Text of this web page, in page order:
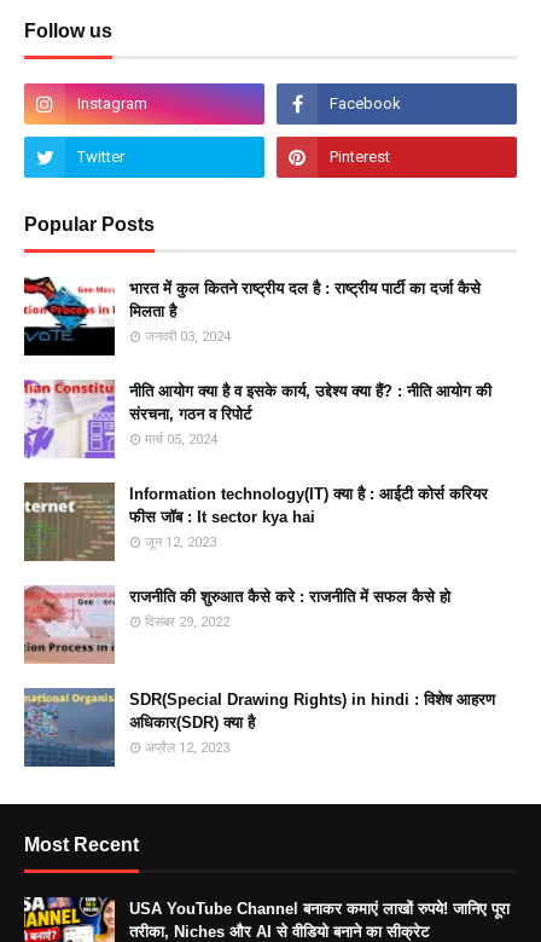
Follow us
Popular Posts
भारत में कुल कितने राष्ट्रीय दल है : राष्ट्रीय पार्टी का दर्जा कैसे
मिलता है
जनवरी 03, 2024
नीति आयोग क्या है व इसके कार्य, उद्देश्य क्या हैं? : नीति आयोग की
संरचना, गठन व रिपोर्ट
मार्च 05, 2024
Information technology(IT) क्या है : आईटी कोर्स करियर
फीस जॉब : It sector kya hai
जून 12, 2023
राजनीति की शुरुआत कैसे करे : राजनीति में सफल कैसे हो
दिसंबर 29, 2022
SDR(Special Drawing Rights) in hindi : विशेष आहरण
अधिकार(SDR) क्या है
अप्रैल 12, 2023
Most Recent
USA YouTube Channel बनाकर कमाएं लाखों रुपये! जानिए पूरा
तरीका, Niches और AI से वीडियो बनाने का सीक्रेट